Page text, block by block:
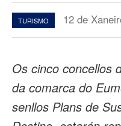
TURISMO 12 de
Os cinco concellos
da comarca do
senllos Plans de